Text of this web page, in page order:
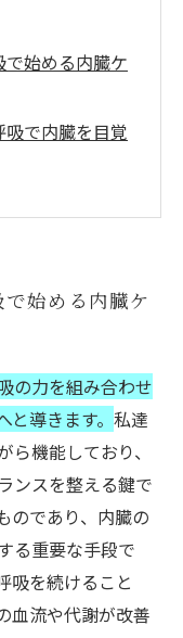
始める内臓ケ
で内臓を目覚
力を高める秘
ン術：天地創
力とは？内臓
なぐ内臓ケア
始める内臓ケ
の力を組み合わせ
導きます。 私達
機能しており、
ンスを整える鍵で
のであり、内臓の
る重要な手段で
吸を続けること
血流や代謝が改善